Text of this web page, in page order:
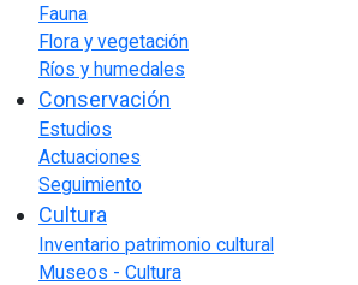
Fauna
Flora y vegetación
Ríos y humedales
Conservación
Estudios
Actuaciones
Seguimiento
Cultura
Inventario patrimonio cultural
Museos - Cultura